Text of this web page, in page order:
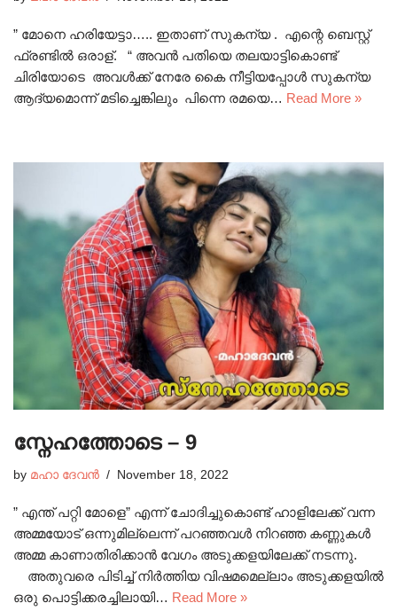
” മോനെ ഹരിയേട്ടാ….. ഇതാണ് സുകന്യ . എന്റെ ബെസ്റ്റ്
ഫ്രണ്ടിൽ ഒരാള്. “ അവൻ പതിയെ തലയാട്ടികൊണ്ട്
ചിരിയോടെ അവൾക്ക് നേരേ കൈ നീട്ടിയപ്പോൾ സുകന്യ
ആദ്യമൊന്ന് മടിച്ചെങ്കിലും പിന്നെ രമയെ… Read More »
സ്നേഹത്തോടെ – 9
by മഹാ ദേവൻ November 18, 2022
” എന്ത് പറ്റി മോളെ” എന്ന് ചോദിച്ചുകൊണ്ട് ഹാളിലേക്ക് വന്ന
അമ്മയോട് ഒന്നുമില്ലെന്ന് പറഞ്ഞവൾ നിറഞ്ഞ കണ്ണുകൾ
അമ്മ കാണാതിരിക്കാൻ വേഗം അടുക്കളയിലേക്ക് നടന്നു.
അതുവരെ പിടിച്ച് നിർത്തിയ വിഷമമെല്ലാം അടുക്കളയിൽ
ഒരു പൊട്ടിക്കരച്ചിലായി… Read More »